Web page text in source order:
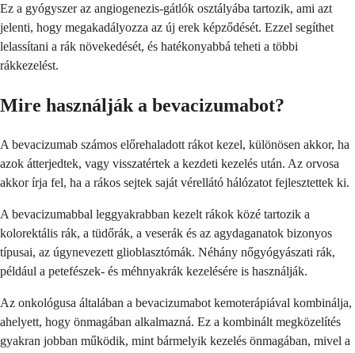
Ez a gyógyszer az angiogenezis-gátlók osztályába tartozik, ami azt
jelenti, hogy megakadályozza az új erek képződését. Ezzel segíthet
lelassítani a rák növekedését, és hatékonyabbá teheti a többi
rákkezelést.
Mire használják a bevacizumabot?
A bevacizumab számos előrehaladott rákot kezel, különösen akkor, ha
azok átterjedtek, vagy visszatértek a kezdeti kezelés után. Az orvosa
akkor írja fel, ha a rákos sejtek saját vérellátó hálózatot fejlesztettek ki.
A bevacizumabbal leggyakrabban kezelt rákok közé tartozik a
kolorektális rák, a tüdőrák, a veserák és az agydaganatok bizonyos
típusai, az úgynevezett glioblasztómák. Néhány nőgyógyászati rák,
például a petefészek- és méhnyakrák kezelésére is használják.
Az onkológusa általában a bevacizumabot kemoterápiával kombinálja,
ahelyett, hogy önmagában alkalmazná. Ez a kombinált megközelítés
gyakran jobban működik, mint bármelyik kezelés önmagában, mivel a